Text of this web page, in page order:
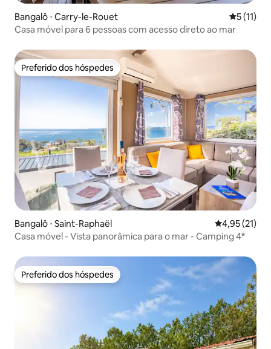
Bangalô ⋅ Carry-le-Rouet 5 de uma
5 (11)
Casa móvel para 6 pessoas com acesso direto ao mar
Preferido dos hóspedes
Preferido dos hóspedes
Bangalô ⋅ Saint-Raphaël 4,95 de uma
4,95 (21)
Casa móvel - Vista panorâmica para o mar - Camping 4*
Preferido dos hóspedes
Preferido dos hóspedes